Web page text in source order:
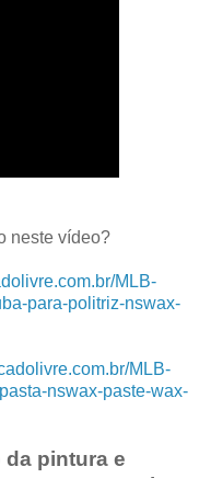
neste vídeo?
MLB-
para-politriz-nswax-
MLB-
nswax-paste-wax-
pintura e